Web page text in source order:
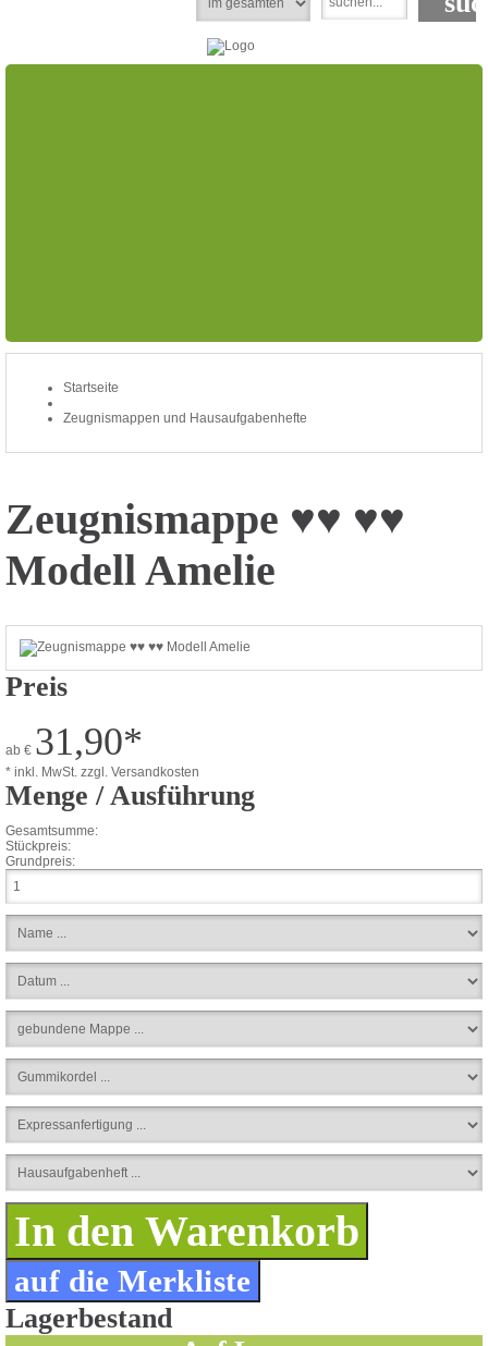
Startseite
Zeugnismappen und Hausaufgabenhefte
Zeugnismappe ♥♥ ♥♥
Modell Amelie
Preis
ab € 31,90*
* inkl. MwSt. zzgl. Versandkosten
Menge / Ausführung
Gesamtsumme:
Stückpreis:
Grundpreis:
Lagerbestand